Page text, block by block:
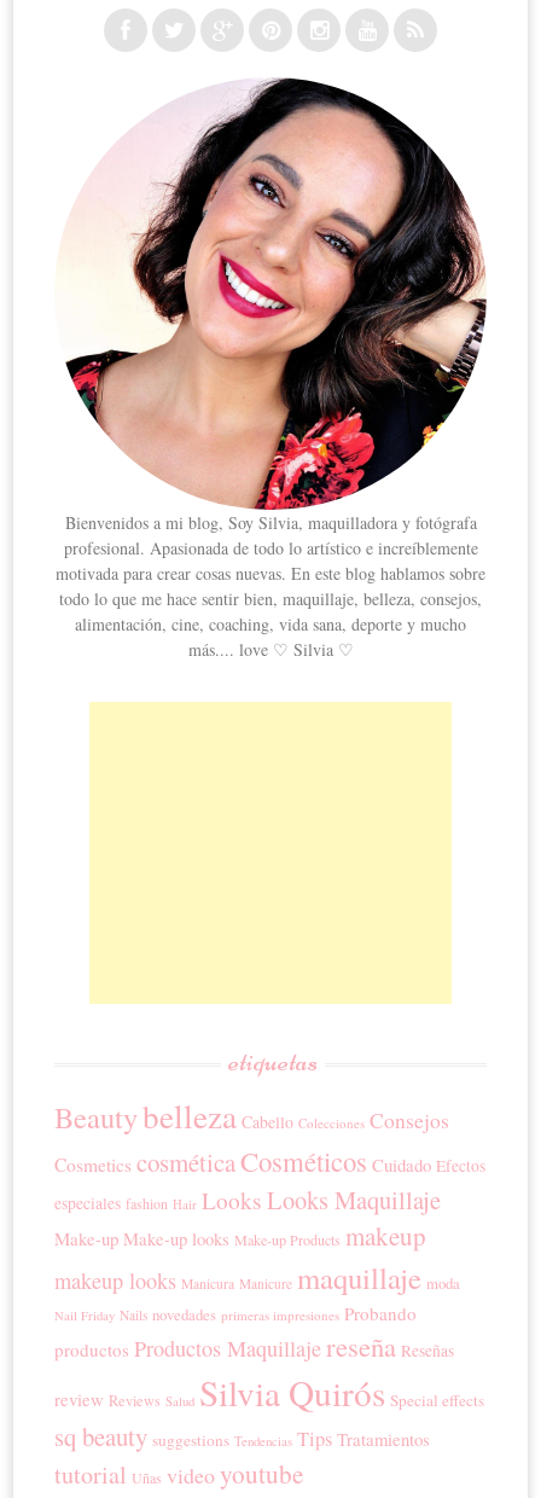
Bienvenidos a mi blog, Soy Silvia, maquilladora y fotógrafa
profesional. Apasionada de todo lo artístico e increíblemente
motivada para crear cosas nuevas. En este blog hablamos sobre
todo lo que me hace sentir bien, maquillaje, belleza, consejos,
alimentación, cine, coaching, vida sana, deporte y mucho
más.... love ♡ Silvia ♡
etiquetas
Beautybelleza Cabello Colecciones Consejos
Cosmetics cosméticaCosméticos Cuidado Efectos
especiales fashion Hair Looks Looks Maquillaje
Make-up Make-up looks Make-up Products makeup
makeup looks Manicura Manicure maquillaje moda
Nail Friday Nails novedades primeras impresiones Probando
productos Productos Maquillaje reseña Reseñas
review Reviews Salud Silvia Quirós Special effects
sq beauty suggestions Tendencias Tips Tratamientos
tutorial Uñas videoyoutube